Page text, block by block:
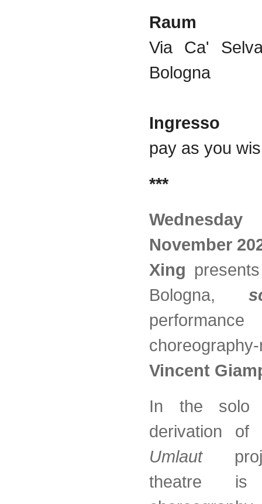
Raum
Via Ca'
Bologna
Ingresso
pay as you
***
November
Xing
Bologna,
Vincent
In the
derivation of
Umlaut
theatre